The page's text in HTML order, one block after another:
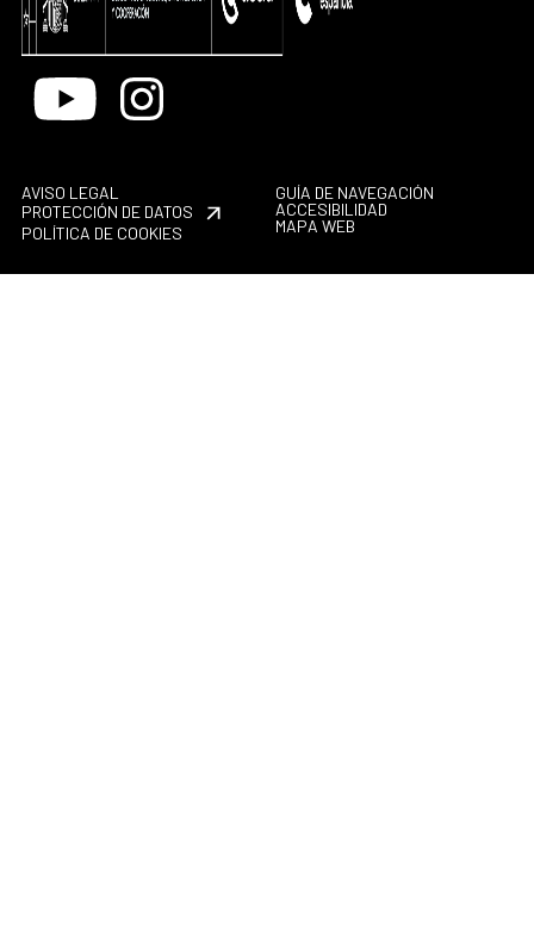
Youtube Instagram
AVISO LEGAL
PROTECCIÓN DE DATOS
POLÍTICA DE COOKIES
GUÍA DE NAVEGACIÓN
ACCESIBILIDAD
MAPA WEB